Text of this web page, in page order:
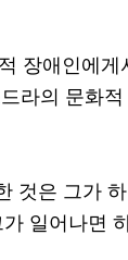
장애인에
라의 문화
것은 그가
일어나면